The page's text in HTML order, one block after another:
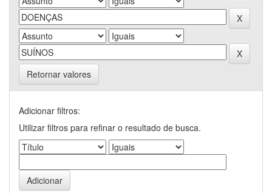
Retornar valores
Adicionar filtros:
Utilizar filtros para refinar o resultado de busca.